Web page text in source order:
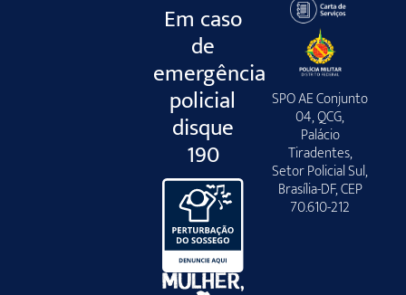
Em caso
de
emergência
policial
disque
190
SPO AE Conjunto
04, QCG,
Palácio
Tiradentes,
Setor Policial Sul,
Brasília-DF, CEP
70.610-212